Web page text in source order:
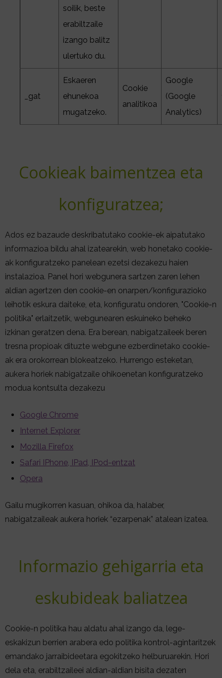
soilik, beste
erabiltzaile
izango balitz
ulertuko du.
_gat
Eskaeren
ehunekoa
mugatzeko.
Cookie
analitikoa
Google
(Google
Analytics)
Cookieak baimentzea eta
konfiguratzea;
Ados ez bazaude deskribatutako cookie-ek aipatutako
informazioa bildu ahal izatearekin, web honetako cookie-
ak konfiguratzeko panelean ezetsi dezakezu haien
instalazioa. Panel hori webgunera sartzen zaren lehen
aldian agertzen den cookie-en onarpen/konfigurazioko
leihotik eskura daiteke, eta, konfiguratu ondoren, "Cookie-n
politika" erlaitzetik, webgunearen eskuineko beheko
izkinan geratzen dena. Era berean, nabigatzaileek beren
tresna propioak dituzte webgune ezberdinetako cookie-
ak era orokorrean blokeatzeko. Hurrengo esteketan,
aukera horiek nabigatzaile ohikoenetan konfiguratzeko
modua kontsulta dezakezu
Google Chrome
Internet Explorer
Mozilla Firefox
Safari IPhone, IPad, IPod-entzat
Opera
Gailu mugikorren kasuan, ohikoa da, halaber,
nabigatzaileak aukera horiek “ezarpenak” atalean izatea.
Informazio gehigarria eta
eskubideak baliatzea
Cookie-n politika hau aldatu ahal izango da, lege-
eskakizun berrien arabera edo politika kontrol-agintaritzek
emandako jarraibideetara egokitzeko helburuarekin. Hori
dela eta, erabiltzaileei aldian-aldian bisita dezaten